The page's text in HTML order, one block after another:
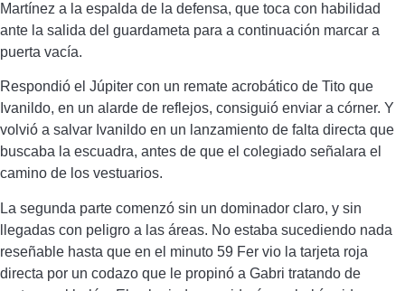
Martínez a la espalda de la defensa, que toca con habilidad
ante la salida del guardameta para a continuación marcar a
puerta vacía.
Respondió el Júpiter con un remate acrobático de Tito que
Ivanildo, en un alarde de reflejos, consiguió enviar a córner. Y
volvió a salvar Ivanildo en un lanzamiento de falta directa que
buscaba la escuadra, antes de que el colegiado señalara el
camino de los vestuarios.
La segunda parte comenzó sin un dominador claro, y sin
llegadas con peligro a las áreas. No estaba sucediendo nada
reseñable hasta que en el minuto 59 Fer vio la tarjeta roja
directa por un codazo que le propinó a Gabri tratando de